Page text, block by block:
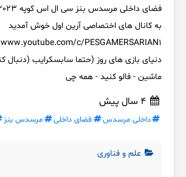
فضای داخلی مرسدس بنز سی ال اس کوپه 2023
به کانال های اختصاصی آرین اول خوش آمدید
دنیای بازی های روز (حتما سابسکرایب (دنبال
ماشین - فالو کنید - همه چی
4 سال پیش
داخلی مرسدس فضای داخلی مرسدس بنز
علم و فناوری